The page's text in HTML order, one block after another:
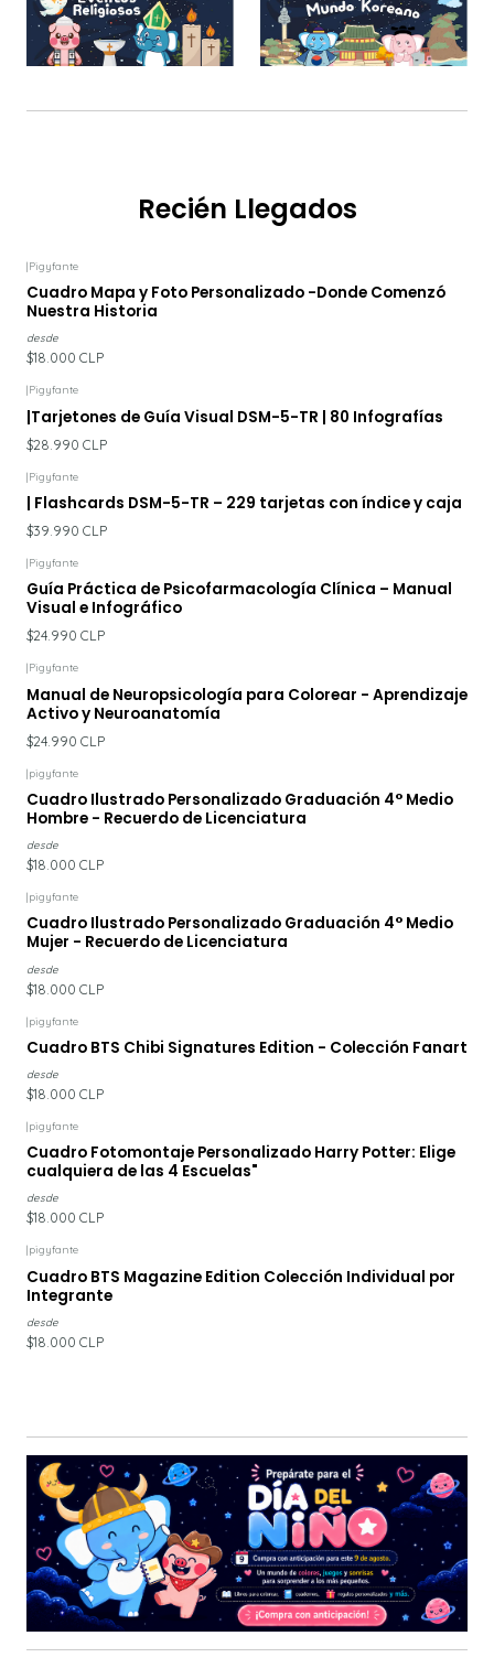
Recién Llegados
|Pigyfante
Cuadro Mapa y Foto Personalizado -Donde Comenzó
Nuestra Historia
desde
$18.000 CLP
|Pigyfante
|Tarjetones de Guía Visual DSM-5-TR | 80 Infografías
$28.990 CLP
|Pigyfante
| Flashcards DSM-5-TR – 229 tarjetas con índice y caja
$39.990 CLP
|Pigyfante
Guía Práctica de Psicofarmacología Clínica – Manual
Visual e Infográfico
$24.990 CLP
|Pigyfante
Manual de Neuropsicología para Colorear - Aprendizaje
Activo y Neuroanatomía
$24.990 CLP
|pigyfante
Cuadro Ilustrado Personalizado Graduación 4° Medio
Hombre - Recuerdo de Licenciatura
desde
$18.000 CLP
|pigyfante
Cuadro Ilustrado Personalizado Graduación 4° Medio
Mujer - Recuerdo de Licenciatura
desde
$18.000 CLP
|pigyfante
Cuadro BTS Chibi Signatures Edition - Colección Fanart
desde
$18.000 CLP
|pigyfante
Cuadro Fotomontaje Personalizado Harry Potter: Elige
cualquiera de las 4 Escuelas"
desde
$18.000 CLP
|pigyfante
Cuadro BTS Magazine Edition Colección Individual por
Integrante
desde
$18.000 CLP